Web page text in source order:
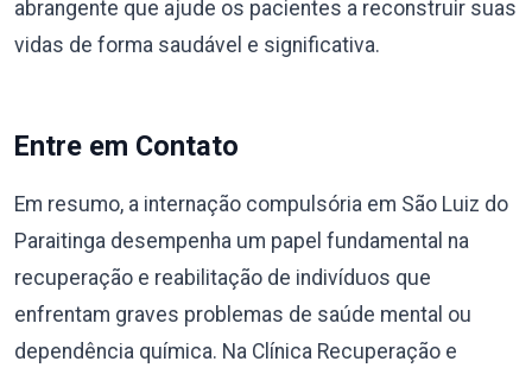
abrangente que ajude os pacientes a reconstruir suas
vidas de forma saudável e significativa.
Entre em Contato
Em resumo, a internação compulsória em São Luiz do
Paraitinga desempenha um papel fundamental na
recuperação e reabilitação de indivíduos que
enfrentam graves problemas de saúde mental ou
dependência química. Na Clínica Recuperação e